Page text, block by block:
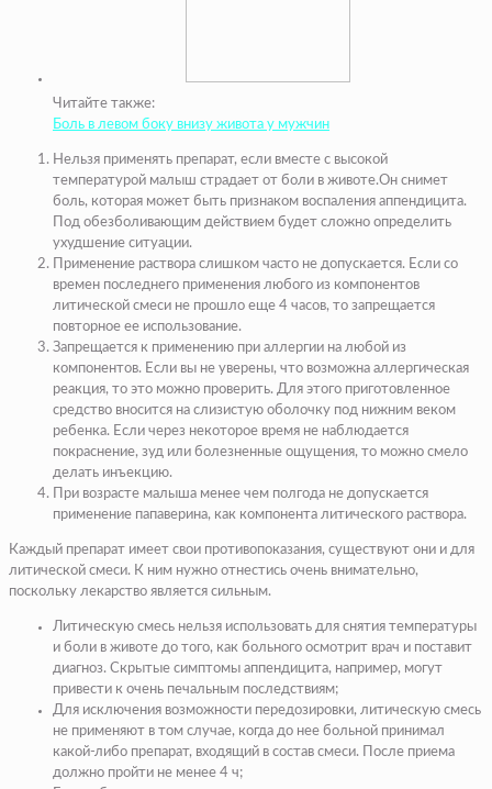
Читайте также:
Боль в левом боку внизу живота у мужчин
Нельзя применять препарат, если вместе с высокой
температурой малыш страдает от боли в животе.Он снимет
боль, которая может быть признаком воспаления аппендицита.
Под обезболивающим действием будет сложно определить
ухудшение ситуации.
Применение раствора слишком часто не допускается. Если со
времен последнего применения любого из компонентов
литической смеси не прошло еще 4 часов, то запрещается
повторное ее использование.
Запрещается к применению при аллергии на любой из
компонентов. Если вы не уверены, что возможна аллергическая
реакция, то это можно проверить. Для этого приготовленное
средство вносится на слизистую оболочку под нижним веком
ребенка. Если через некоторое время не наблюдается
покраснение, зуд или болезненные ощущения, то можно смело
делать инъекцию.
При возрасте малыша менее чем полгода не допускается
применение папаверина, как компонента литического раствора.
Каждый препарат имеет свои противопоказания, существуют они и для
литической смеси. К ним нужно отнестись очень внимательно,
поскольку лекарство является сильным.
Литическую смесь нельзя использовать для снятия температуры
и боли в животе до того, как больного осмотрит врач и поставит
диагноз. Скрытые симптомы аппендицита, например, могут
привести к очень печальным последствиям;
Для исключения возможности передозировки, литическую смесь
не применяют в том случае, когда до нее больной принимал
какой-либо препарат, входящий в состав смеси. После приема
должно пройти не менее 4 ч;